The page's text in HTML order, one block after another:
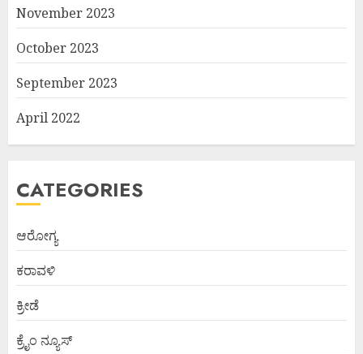
November 2023
October 2023
September 2023
April 2022
CATEGORIES
ಆರೋಗ್ಯ
ಕರಾವಳಿ
ಕ್ರೀಡೆ
ಕ್ರೈಂ ನ್ಯೂಸ್